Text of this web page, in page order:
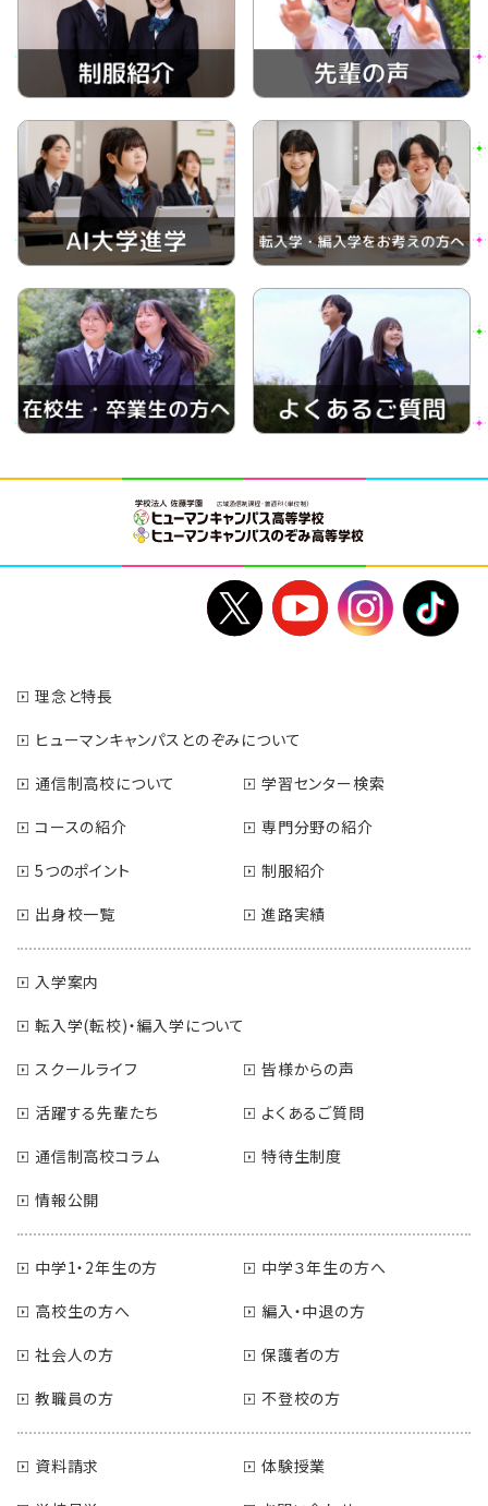
理念と特長
ヒューマンキャンパスとのぞみについて
通信制高校について
学習センター検索
コースの紹介
専門分野の紹介
5つのポイント
制服紹介
出身校一覧
進路実績
入学案内
転入学(転校)・編入学について
スクールライフ
皆様からの声
活躍する先輩たち
よくあるご質問
通信制高校コラム
特待生制度
情報公開
中学1・2年生の方
中学３年生の方へ
高校生の方へ
編入・中退の方
社会人の方
保護者の方
教職員の方
不登校の方
資料請求
体験授業